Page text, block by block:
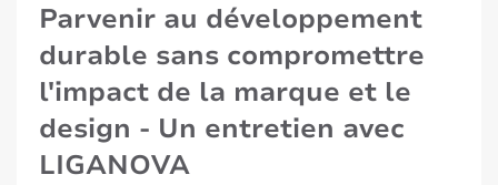
Parvenir au développement
durable sans compromettre
l'impact de la marque et le
design - Un entretien avec
LIGANOVA